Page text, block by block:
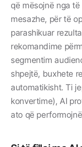
që mësojnë nga
mesazhe, për të
parashikuar
rekomandime
segmentim
shpejtë, buxhete
automatikisht. Ti
konvertime), AI
ato që